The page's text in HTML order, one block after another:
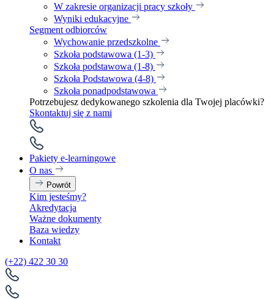
W zakresie organizacji pracy szkoły
Wyniki edukacyjne
Segment odbiorców
Wychowanie przedszkolne
Szkoła podstawowa (1-3)
Szkoła podstawowa (1-8)
Szkoła Podstawowa (4-8)
Szkoła ponadpodstawowa
Potrzebujesz dedykowanego szkolenia dla Twojej placówki?
Skontaktuj się z nami
Pakiety e-learningowe
O nas
Powrót
Kim jesteśmy?
Akredytacja
Ważne dokumenty
Baza wiedzy
Kontakt
(+22) 422 30 30